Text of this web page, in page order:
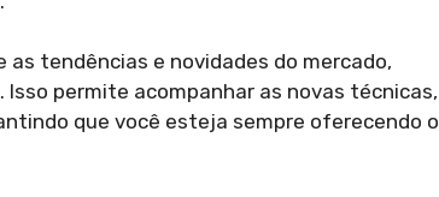
tendências e novidades do mercado,
permite acompanhar as novas técnicas,
que você esteja sempre oferecendo o